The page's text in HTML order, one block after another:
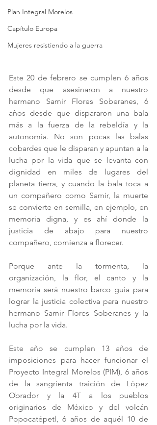
Plan Integral Morelos
Capítulo Europa
Mujeres resistiendo a la guerra
Este 20 de febrero se cumplen 6 años
desde que asesinaron a nuestro
hermano Samir Flores Soberanes, 6
años desde que dispararon una bala
más a la fuerza de la rebeldía y la
autonomía. No son pocas las balas
cobardes que le disparan y apuntan a la
lucha por la vida que se levanta con
dignidad en miles de lugares del
planeta tierra, y cuando la bala toca a
un compañero como Samir, la muerte
se convierte en semilla, en ejemplo, en
memoria digna, y es ahí donde la
justicia de abajo para nuestro
compañero, comienza a florecer.
Porque ante la tormenta, la
organización, la flor, el canto y la
memoria será nuestro barco guía para
lograr la justicia colectiva para nuestro
hermano Samir Flores Soberanes y la
lucha por la vida.
Este año se cumplen 13 años de
imposiciones para hacer funcionar el
Proyecto Integral Morelos (PIM), 6 años
de la sangrienta traición de López
Obrador y la 4T a los pueblos
originarios de México y del volcán
Popocatépetl, 6 años de aquél 10 de